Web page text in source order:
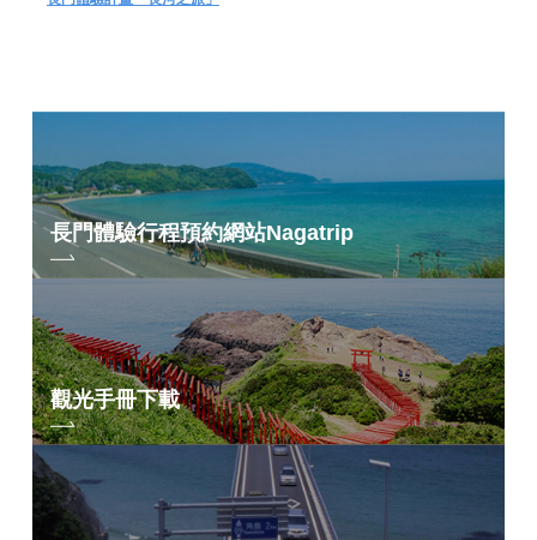
長門體驗行程預約網站Nagatrip
觀光手冊下載